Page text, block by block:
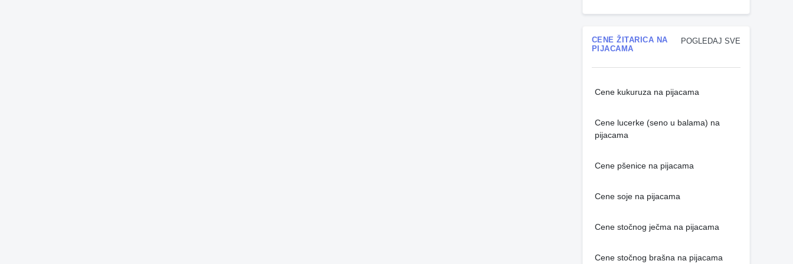
POGLEDAJ SVE
CENE ŽITARICA NA
PIJACAMA
Cene kukuruza na pijacama
Cene lucerke (seno u balama) na
pijacama
Cene pšenice na pijacama
Cene soje na pijacama
Cene stočnog ječma na pijacama
Cene stočnog brašna na pijacama